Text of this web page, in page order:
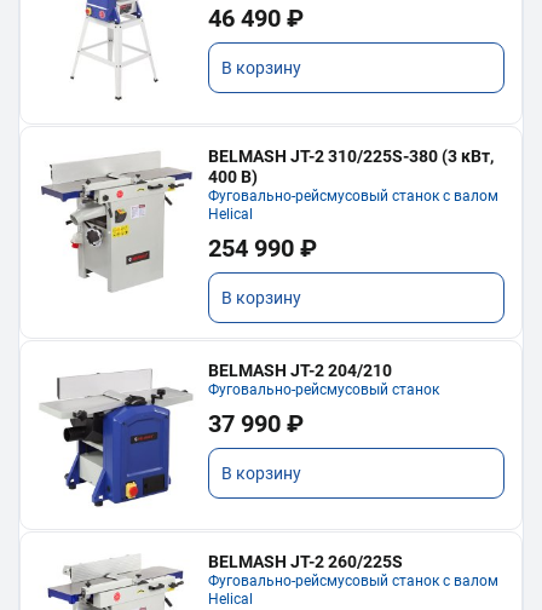
46 490 ₽
В корзину
BELMASH JT-2 310/225S-380 (3 кВт,
400 В)
Фуговально-рейсмусовый станок с валом
Helical
254 990 ₽
В корзину
BELMASH JT-2 204/210
Фуговально-рейсмусовый станок
37 990 ₽
В корзину
BELMASH JT-2 260/225S
Фуговально-рейсмусовый станок с валом
Helical